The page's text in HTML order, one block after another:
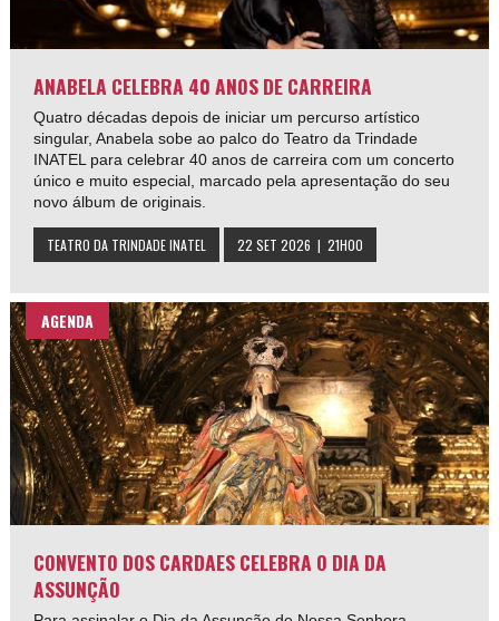
ANABELA CELEBRA 40 ANOS DE CARREIRA
Quatro décadas depois de iniciar um percurso artístico
singular, Anabela sobe ao palco do Teatro da Trindade
INATEL para celebrar 40 anos de carreira com um concerto
único e muito especial, marcado pela apresentação do seu
novo álbum de originais.
TEATRO DA TRINDADE INATEL 22 SET 2026 | 21H00
AGENDA
CONVENTO DOS CARDAES CELEBRA O DIA DA
ASSUNÇÃO